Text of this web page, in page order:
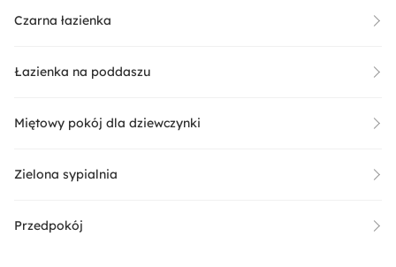
Czarna łazienka
Łazienka na poddaszu
Miętowy pokój dla dziewczynki
Zielona sypialnia
Przedpokój